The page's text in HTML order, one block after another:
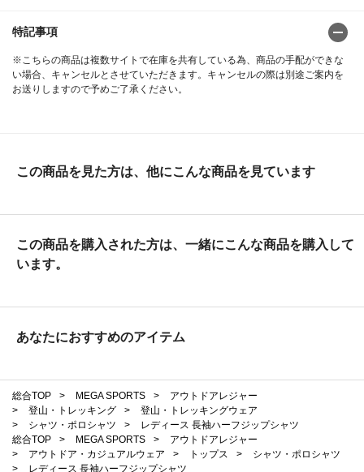
特記事項
※こちらの商品は複数サイトで在庫を共有している為、商品の手配ができな
い場合、キャンセルとさせていただきます。キャンセルの際は別途ご案内を
お送りしますので予めご了承ください。
この商品を見た方は、他にこんな商品を見ています
この商品を購入された方は、一緒にこんな商品を購入して
います。
あなたにおすすめのアイテム
総合TOP > MEGA SPORTS >
アウトドアレジャー
>
登山・トレッキング >
登山・トレッキングウェア
>
シャツ・ポロシャツ >
レディース 長袖ハーフジップシャツ
総合TOP
> MEGA SPORTS >
アウトドアレジャー
>
アウトドア・カジュアルウェア > トップス >
シャツ・ポロシャツ
>
レディース 長袖ハーフジップシャツ